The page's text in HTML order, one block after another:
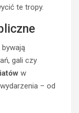
te tropy.
gali czy
w
– od